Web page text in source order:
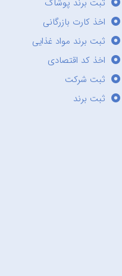
ثبت برند پوشاک
اخذ کارت بازرگانی
ثبت برند مواد غذایی
اخذ کد اقتصادی
ثبت شرکت
ثبت برند